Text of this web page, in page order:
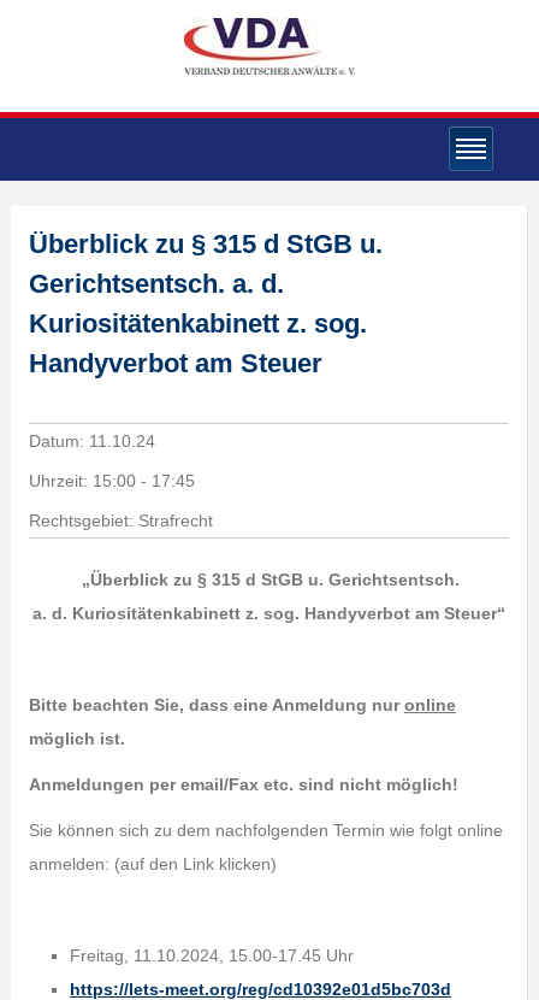
Überblick zu § 315 d StGB u.
Gerichtsentsch. a. d.
Kuriositätenkabinett z. sog.
Handyverbot am Steuer
Datum: 11.10.24
Uhrzeit: 15:00 - 17:45
Rechtsgebiet: Strafrecht
„Überblick zu § 315 d StGB u. Gerichtsentsch.
a. d. Kuriositätenkabinett z. sog. Handyverbot am Steuer“
Bitte beachten Sie, dass eine Anmeldung nuronline
möglich ist.
Anmeldungen per email/Fax etc. sind nicht möglich!
Sie können sich zu dem nachfolgenden Termin wie folgt online
anmelden: (auf den Link klicken)
Freitag, 11.10.2024, 15.00-17.45 Uhr
https://lets-meet.org/reg/cd10392e01d5bc703d